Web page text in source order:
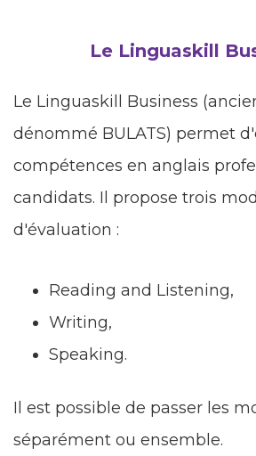
Le Linguaskill
Le Linguaskill Business
dénommé BULATS) permet
compétences en anglais
candidats. Il propose trois
d'évaluation :
Reading and Listening,
Writing,
Speaking.
Il est possible de passer les
séparément ou ensemble.